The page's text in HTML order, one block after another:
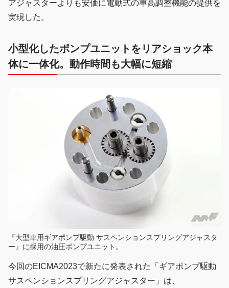
アジャスターよりも安価に電動式の車高調整機能の提供を
実現した。
小型化したポンプユニットをリアショック本
体に一体化。動作時間も大幅に短縮
『大型車用ギアポンプ駆動 サスペンションスプリングアジャスタ
ー』に採用の油圧ポンプユニット。
今回のEICMA2023で新たに発表された「ギアポンプ駆動
サスペンションスプリングアジャスター」は、